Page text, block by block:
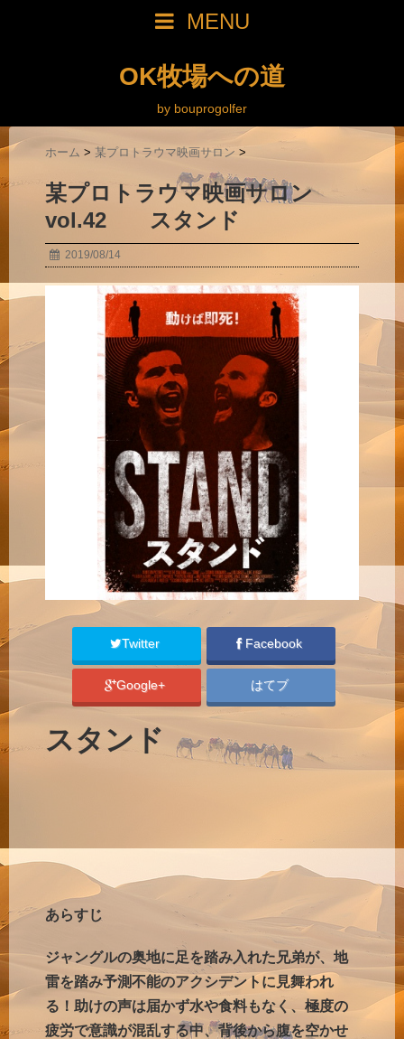
MENU
OK牧場への道
by bouprogolfer
ホーム > 某プロトラウマ映画サロン >
某プロトラウマ映画サロン
vol.42 スタンド
2019/08/14
Twitter Facebook
Google+ はてブ
スタンド
あらすじ
ジャングルの奥地に足を踏み入れた兄弟が、地
雷を踏み予測不能のアクシデントに見舞われ
る！助けの声は届かず水や食料もなく、極度の
疲労で意識が混乱する中、背後から腹を空かせ